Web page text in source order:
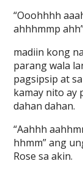
“Ooohhhh
ahhhmmp
madiin kong
parang wala
pagsipsip at
kamay nito ay
dahan dahan.
“Aahhh
hhmm” ang
Rose sa akin.